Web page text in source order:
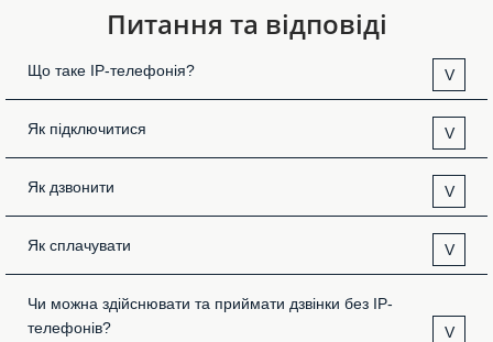
Питання та відповіді
Що таке IP-телефонія? V
Як підключитися V
Як дзвонити V
Як сплачувати V
Чи можна здійснювати та приймати дзвінки без IP-
телефонів?
V